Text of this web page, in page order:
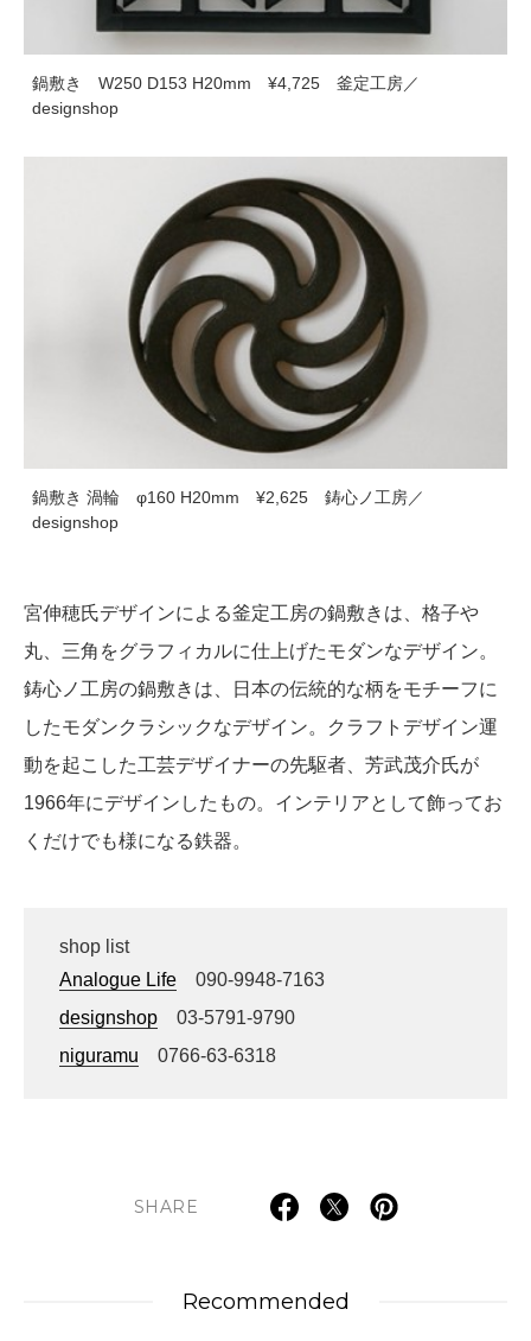
鍋敷き W250 D153 H20mm ¥4,725 釜定工房／
designshop
鍋敷き 渦輪 φ160 H20mm ¥2,625 鋳心ノ工房／
designshop
宮伸穂氏デザインによる釜定工房の鍋敷きは、格子や
丸、三角をグラフィカルに仕上げたモダンなデザイン。
鋳心ノ工房の鍋敷きは、日本の伝統的な柄をモチーフに
したモダンクラシックなデザイン。クラフトデザイン運
動を起こした工芸デザイナーの先駆者、芳武茂介氏が
1966年にデザインしたもの。インテリアとして飾ってお
くだけでも様になる鉄器。
shop list
Analogue Life 090-9948-7163
designshop 03-5791-9790
niguramu 0766-63-6318
SHARE
Recommended